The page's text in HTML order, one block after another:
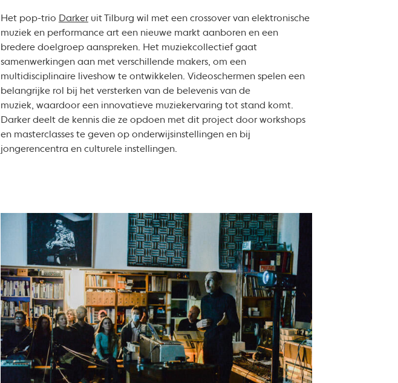
Het pop-trio Darkeruit Tilburg wil met een crossover van elektronische
muziek en performance art een nieuwe markt aanboren en een
bredere doelgroep aanspreken. Het muziekcollectief gaat
samenwerkingen aan met verschillende makers, om een
multidisciplinaire liveshow te ontwikkelen. Videoschermen spelen een
belangrijke rol bij het versterken van de belevenis van de
muziek, waardoor een innovatieve muziekervaring tot stand komt.
Darker deelt de kennis die ze opdoen met dit project door workshops
en masterclasses te geven op onderwijsinstellingen en bij
jongerencentra en culturele instellingen.